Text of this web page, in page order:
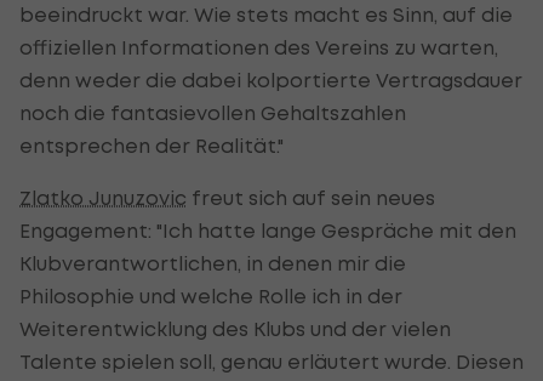
beeindruckt war. Wie stets macht es Sinn, auf die
offiziellen Informationen des Vereins zu warten,
denn weder die dabei kolportierte Vertragsdauer
noch die fantasievollen Gehaltszahlen
entsprechen der Realität."
Zlatko Junuzovic freut sich auf sein neues
Engagement: "Ich hatte lange Gespräche mit den
Klubverantwortlichen, in denen mir die
Philosophie und welche Rolle ich in der
Weiterentwicklung des Klubs und der vielen
Talente spielen soll, genau erläutert wurde. Diesen